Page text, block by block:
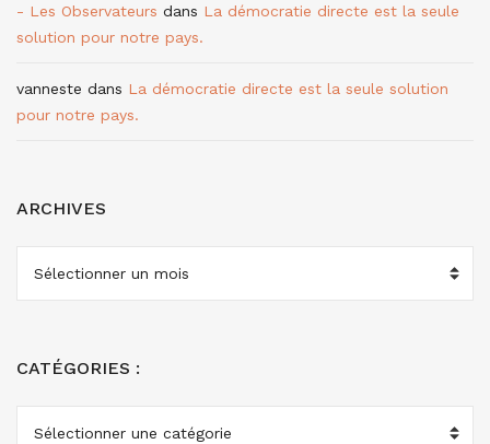
- Les Observateurs dans La démocratie directe est la seule
solution pour notre pays.
vanneste dans La démocratie directe est la seule solution
pour notre pays.
ARCHIVES
ARCHIVES
CATÉGORIES :
CATÉGORIES